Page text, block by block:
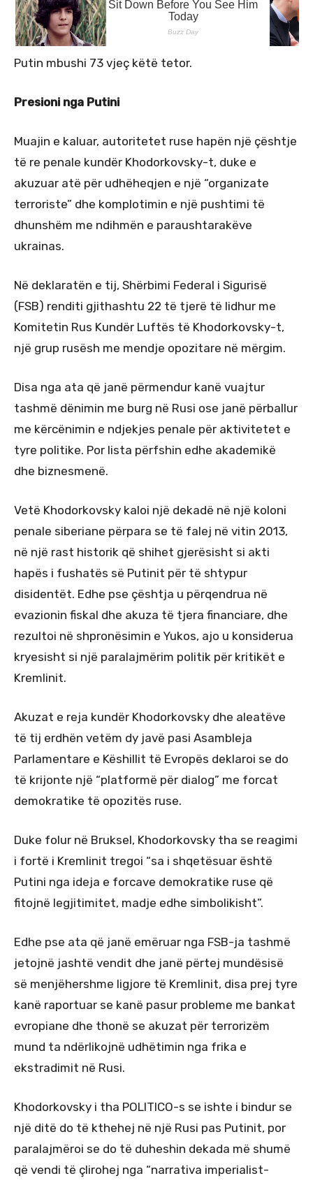
Putin mbushi 73 vjeç këtë tetor.
Presioni nga Putini
Muajin e kaluar, autoritetet ruse hapën një çështje
të re penale kundër Khodorkovsky-t, duke e
akuzuar atë për udhëheqjen e një “organizate
terroriste” dhe komplotimin e një pushtimi të
dhunshëm me ndihmën e paraushtarakëve
ukrainas.
Në deklaratën e tij, Shërbimi Federal i Sigurisë
(FSB) renditi gjithashtu 22 të tjerë të lidhur me
Komitetin Rus Kundër Luftës të Khodorkovsky-t,
një grup rusësh me mendje opozitare në mërgim.
Disa nga ata që janë përmendur kanë vuajtur
tashmë dënimin me burg në Rusi ose janë përballur
me kërcënimin e ndjekjes penale për aktivitetet e
tyre politike. Por lista përfshin edhe akademikë
dhe biznesmenë.
Vetë Khodorkovsky kaloi një dekadë në një koloni
penale siberiane përpara se të falej në vitin 2013,
në një rast historik që shihet gjerësisht si akti
hapës i fushatës së Putinit për të shtypur
disidentët. Edhe pse çështja u përqendrua në
evazionin fiskal dhe akuza të tjera financiare, dhe
rezultoi në shpronësimin e Yukos, ajo u konsiderua
kryesisht si një paralajmërim politik për kritikët e
Kremlinit.
Akuzat e reja kundër Khodorkovsky dhe aleatëve
të tij erdhën vetëm dy javë pasi Asambleja
Parlamentare e Këshillit të Evropës deklaroi se do
të krijonte një “platformë për dialog” me forcat
demokratike të opozitës ruse.
Duke folur në Bruksel, Khodorkovsky tha se reagimi
i fortë i Kremlinit tregoi “sa i shqetësuar është
Putini nga ideja e forcave demokratike ruse që
fitojnë legjitimitet, madje edhe simbolikisht”.
Edhe pse ata që janë emëruar nga FSB-ja tashmë
jetojnë jashtë vendit dhe janë përtej mundësisë
së menjëhershme ligjore të Kremlinit, disa prej tyre
kanë raportuar se kanë pasur probleme me bankat
evropiane dhe thonë se akuzat për terrorizëm
mund ta ndërlikojnë udhëtimin nga frika e
ekstradimit në Rusi.
Khodorkovsky i tha POLITICO-s se ishte i bindur se
një ditë do të kthehej në një Rusi pas Putinit, por
paralajmëroi se do të duheshin dekada më shumë
që vendi të çlirohej nga “narrativa imperialist-